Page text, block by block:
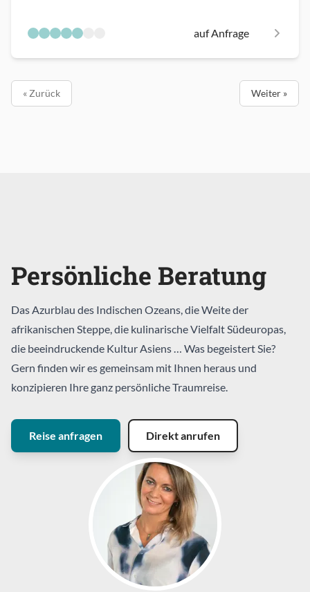
auf Anfrage
« Zurück Weiter »
Persönliche Beratung
Das Azurblau des Indischen Ozeans, die Weite der
afrikanischen Steppe, die kulinarische Vielfalt Südeuropas,
die beeindruckende Kultur Asiens … Was begeistert Sie?
Gern finden wir es gemeinsam mit Ihnen heraus und
konzipieren Ihre ganz persönliche Traumreise.
Reise anfragen Direkt anrufen